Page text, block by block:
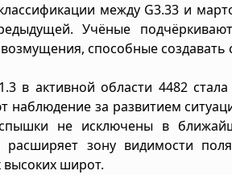
между G3.33 и
Учёные
способные создавать
в активной области 4482
наблюдение за развитием
не исключены в
расширяет зону видимости
широт.